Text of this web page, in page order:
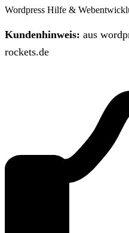
Wordpress Hilfe &
Kundenhinweis: aus
rockets.de